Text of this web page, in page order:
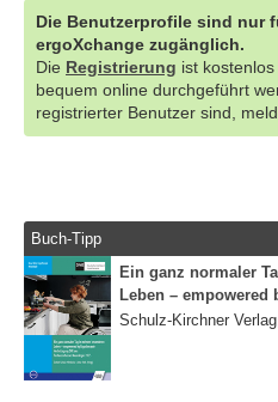
Die Benutzerprofile sind nur
ergoXchange zugänglich.
Die Registrierung ist
bequem online durchgeführt
registrierter Benutzer sind,
Buch-Tipp
Ein ganz normaler
Leben – empowered
Schulz-Kirchner